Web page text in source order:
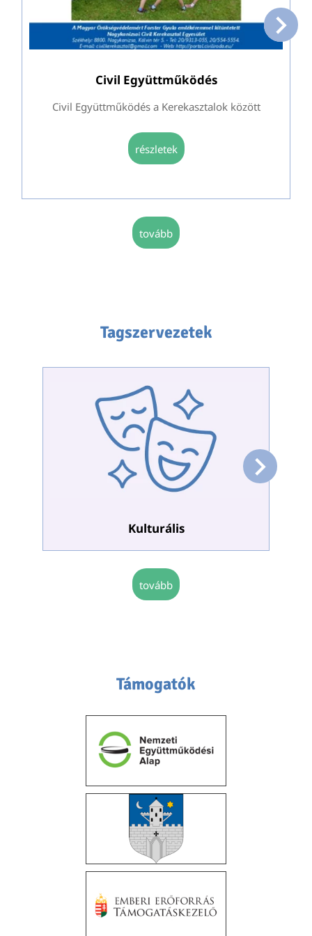
Civil Együttműködés
Civil Együttműködés a Kerekasztalok között
részletek
tovább
Tagszervezetek
Kulturális
tovább
Támogatók